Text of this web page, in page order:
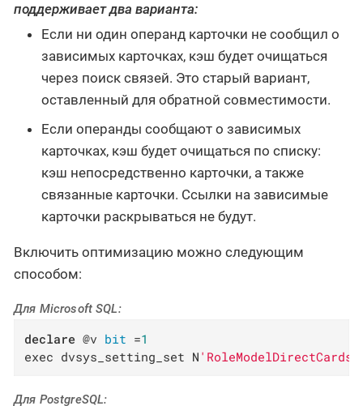
поддерживает два варианта:
Если ни один операнд карточки не сообщил о
зависимых карточках, кэш будет очищаться
через поиск связей. Это старый вариант,
оставленный для обратной совместимости.
Если операнды сообщают о зависимых
карточках, кэш будет очищаться по списку:
кэш непосредственно карточки, а также
связанные карточки. Ссылки на зависимые
карточки раскрываться не будут.
Включить оптимизацию можно следующим
способом:
Для Microsoft SQL:
declare @v bit =1
exec dvsys_setting_set N
Для PostgreSQL: